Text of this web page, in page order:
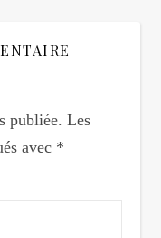
publiée. Les
avec *